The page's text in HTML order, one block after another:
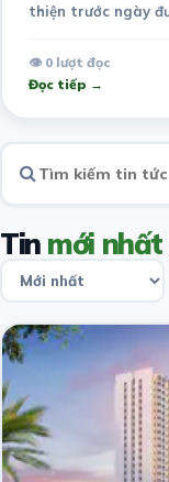
thiện trước ngày
phía Nam Thủ đô.
👁 0 lượt đọc
Đọc tiếp →
Tinmới nhất